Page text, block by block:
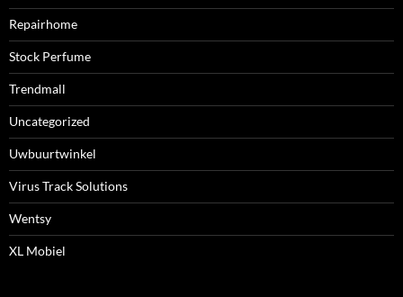
Repairhome
Stock Perfume
Trendmall
Uncategorized
Uwbuurtwinkel
Virus Track Solutions
Wentsy
XL Mobiel